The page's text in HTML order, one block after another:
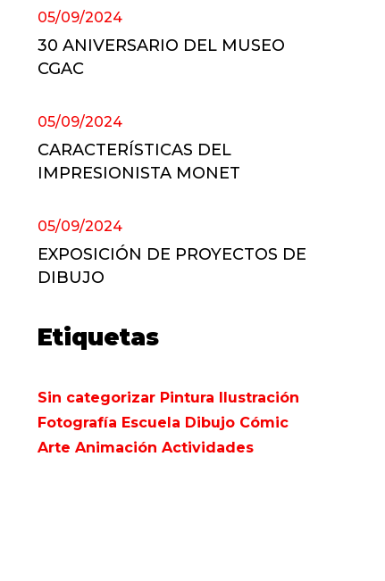
30 ANIVERSARIO DEL MUSEO
CGAC
05/09/2024
CARACTERÍSTICAS DEL
IMPRESIONISTA MONET
05/09/2024
EXPOSICIÓN DE PROYECTOS DE
DIBUJO
05/09/2024
Etiquetas
Sin categorizar Pintura Ilustración
Fotografía Escuela Dibujo Cómic
Arte Animación Actividades